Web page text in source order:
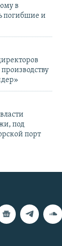
в
погибшие и
под
порт